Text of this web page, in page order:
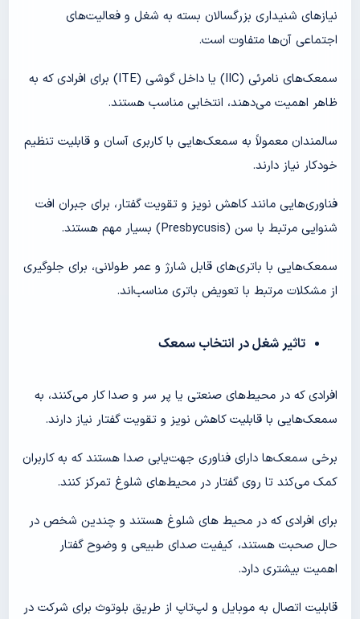
نیازهای شنیداری بزرگسالان بسته به شغل و فعالیت‌های
اجتماعی آن‌ها متفاوت است.
سمعک‌های نامرئی (IIC) یا داخل گوشی (ITE) برای افرادی که به
ظاهر اهمیت می‌دهند، انتخابی مناسب هستند.
سالمندان معمولاً به سمعک‌هایی با کاربری آسان و قابلیت تنظیم
خودکار نیاز دارند.
فناوری‌هایی مانند کاهش نویز و تقویت گفتار، برای جبران افت
شنوایی مرتبط با سن (Presbycusis) بسیار مهم هستند.
سمعک‌هایی با باتری‌های قابل شارژ و عمر طولانی، برای جلوگیری
از مشکلات مرتبط با تعویض باتری مناسب‌اند.
تاثیر شغل در انتخاب سمعک
افرادی که در محیط‌های صنعتی یا پر سر و صدا کار می‌کنند، به
سمعک‌هایی با قابلیت کاهش نویز و تقویت گفتار نیاز دارند.
برخی سمعک‌ها دارای فناوری جهت‌یابی صدا هستند که به کاربران
کمک می‌کند تا روی گفتار در محیط‌های شلوغ تمرکز کنند.
برای افرادی که در محیط های شلوغ هستند و چندین شخص در
حال صحبت هستند، کیفیت صدای طبیعی و وضوح گفتار
اهمیت بیشتری دارد.
قابلیت اتصال به موبایل و لپ‌تاپ از طریق بلوتوث برای شرکت در